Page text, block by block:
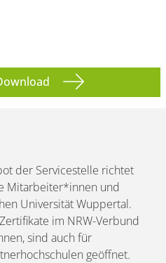
der Servicestelle richtet
Mitarbeiter*innen und
Universität Wuppertal.
im NRW-Verbund
sind auch für
geöffnet.